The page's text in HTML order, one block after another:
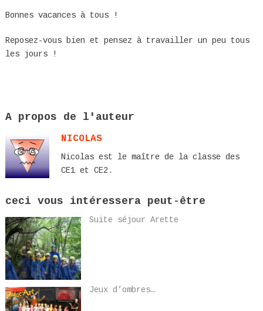
Bonnes vacances à tous !
Reposez-vous bien et pensez à travailler un peu tous
les jours !
A propos de l'auteur
NICOLAS
Nicolas est le maître de la classe des
CE1 et CE2.
ceci vous intéressera peut-être
Suite séjour Arette
Jeux d’ombres…